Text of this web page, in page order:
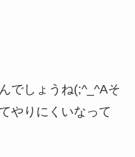
でしょうね(;^_^Aそ
やりにくいなって